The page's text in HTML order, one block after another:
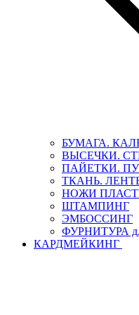
БУМАГА.
ВЫСЕЧКИ.
ПАЙЕТКИ.
ТКАНЬ.
НОЖИ
ШТАМПИНГ
ЭМБОССИНГ
ФУРНИТУРА
КАРДМЕЙКИНГ